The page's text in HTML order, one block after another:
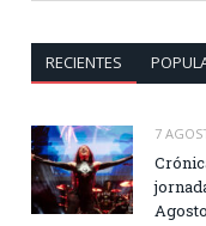
RECIENTES
7